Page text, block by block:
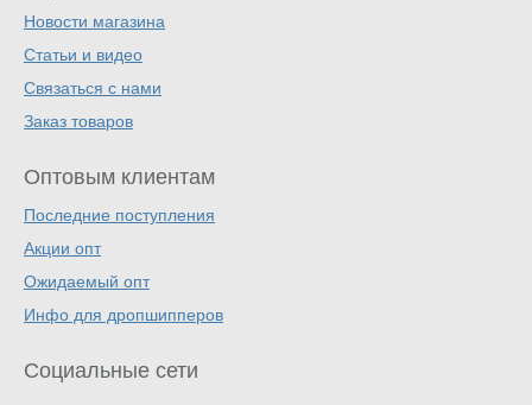
Новости магазина
Статьи и видео
Связаться с нами
Заказ товаров
Оптовым клиентам
Последние поступления
Акции опт
Ожидаемый опт
Инфо для дропшипперов
Социальные сети